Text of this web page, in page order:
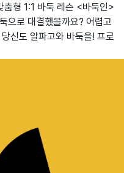
형 1:1 바둑 레슨 <바둑인>
으로 대결했을까요? 어렵고
신도 알파고와 바둑을! 프로